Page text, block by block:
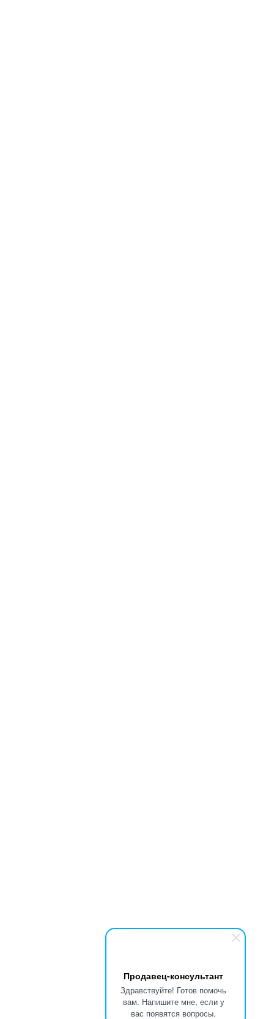
Продавец-консультант
Здравствуйте! Готов помочь
вам. Напишите мне, если у
вас появятся вопросы.